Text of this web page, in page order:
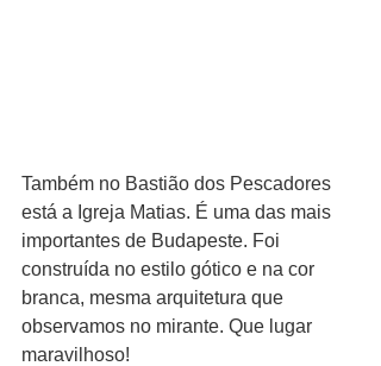
Também no Bastião dos Pescadores
está a Igreja Matias. É uma das mais
importantes de Budapeste. Foi
construída no estilo gótico e na cor
branca, mesma arquitetura que
observamos no mirante. Que lugar
maravilhoso!